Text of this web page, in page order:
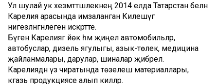
Ул шулай ук хезмәттәшлекнең 2014 елда Татарстан белән
Карелия арасында имзаланган Килешүгә
нигезләнгәнлеген искәртте.
Бүген Карелиягә йөк һәм җиңел автомобильләр,
автобуслар, дизель ягулыгы, азык-төлек, медицина
җайланмалары, дарулар, шиналар җибәрелә.
Карелиядән үз чиратында төзелеш материаллары,
кәгазь продукциясе алып киләләр.